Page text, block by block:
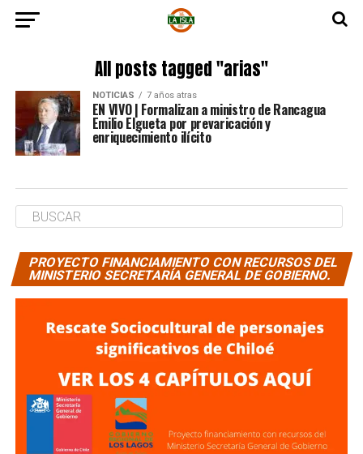
All posts tagged "arias"
NOTICIAS 7 años atras
EN VIVO | Formalizan a ministro de Rancagua
Emilio Elgueta por prevaricación y
enriquecimiento ilícito
PROYECTO FINANCIAMIENTO CON RECURSOS DEL
MINISTERIO SECRETARÍA GENERAL DE GOBIERNO.